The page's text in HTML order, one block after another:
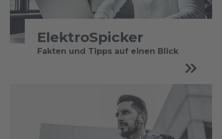
ElektroSpicker
Fakten und Tipps auf einen Blick